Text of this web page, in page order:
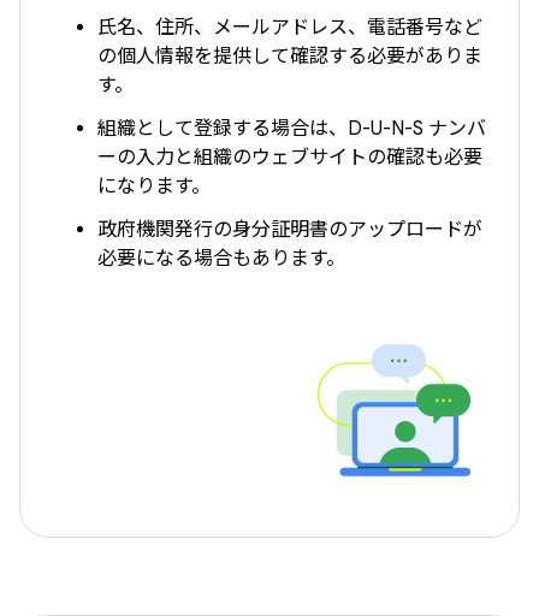
氏名、住所、メールアドレス、電話番号など
の個人情報を提供して確認する必要がありま
す。
組織として登録する場合は、D-U-N-S ナンバ
ーの入力と組織のウェブサイトの確認も必要
になります。
政府機関発行の身分証明書のアップロードが
必要になる場合もあります。